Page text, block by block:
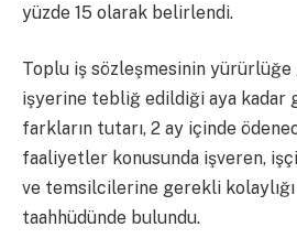
yüzde 15 olarak belirlendi.
Toplu iş sözleşmesinin
işyerine tebliğ edildiği aya kadar
farkların tutarı, 2 ay içinde
faaliyetler konusunda işveren,
ve temsilcilerine gerekli
taahhüdünde bulundu.